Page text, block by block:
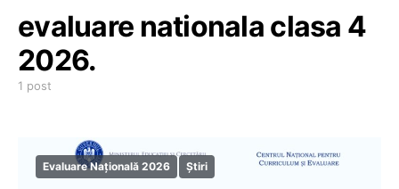
evaluare nationala clasa 4
2026.
1 post
Evaluare Națională 2026 Știri